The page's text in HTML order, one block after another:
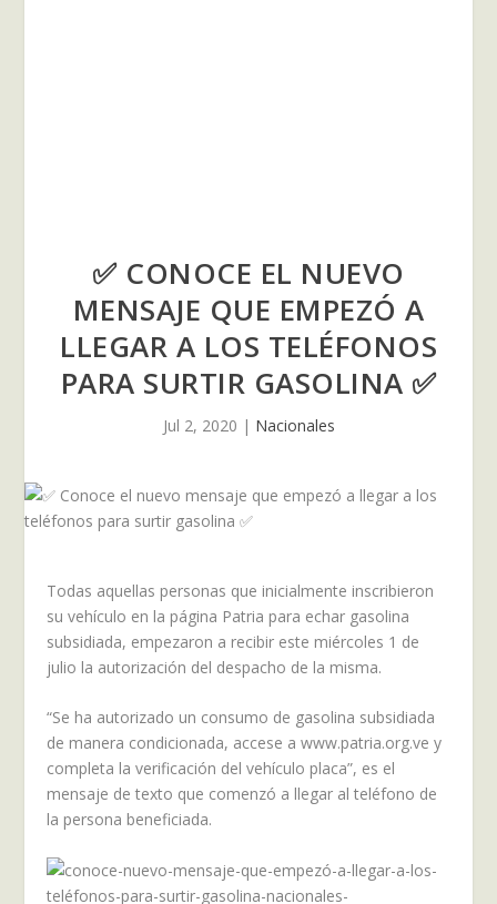
✅ CONOCE EL NUEVO
MENSAJE QUE EMPEZÓ A
LLEGAR A LOS TELÉFONOS
PARA SURTIR GASOLINA ✅
Jul 2, 2020 | Nacionales
Todas aquellas personas que inicialmente inscribieron
su vehículo en la página Patria para echar gasolina
subsidiada, empezaron a recibir este miércoles 1 de
julio la autorización del despacho de la misma.
“Se ha autorizado un consumo de gasolina subsidiada
de manera condicionada, accese a www.patria.org.ve y
completa la verificación del vehículo placa”, es el
mensaje de texto que comenzó a llegar al teléfono de
la persona beneficiada.